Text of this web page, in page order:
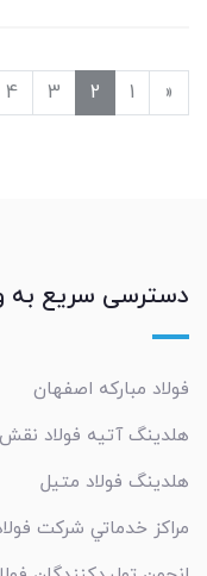
«
1
2
3
4
دسترسی سریع به
فولاد مبارکه اصفهان
هلدینگ آتیه فولاد
هلدینگ فولاد متیل
مراکز خدماتي شرکت